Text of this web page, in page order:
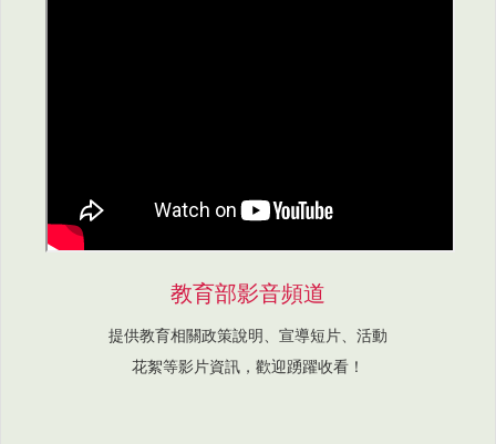
教育部影音頻道
提供教育相關政策說明、宣導短片、活動
花絮等影片資訊，歡迎踴躍收看！